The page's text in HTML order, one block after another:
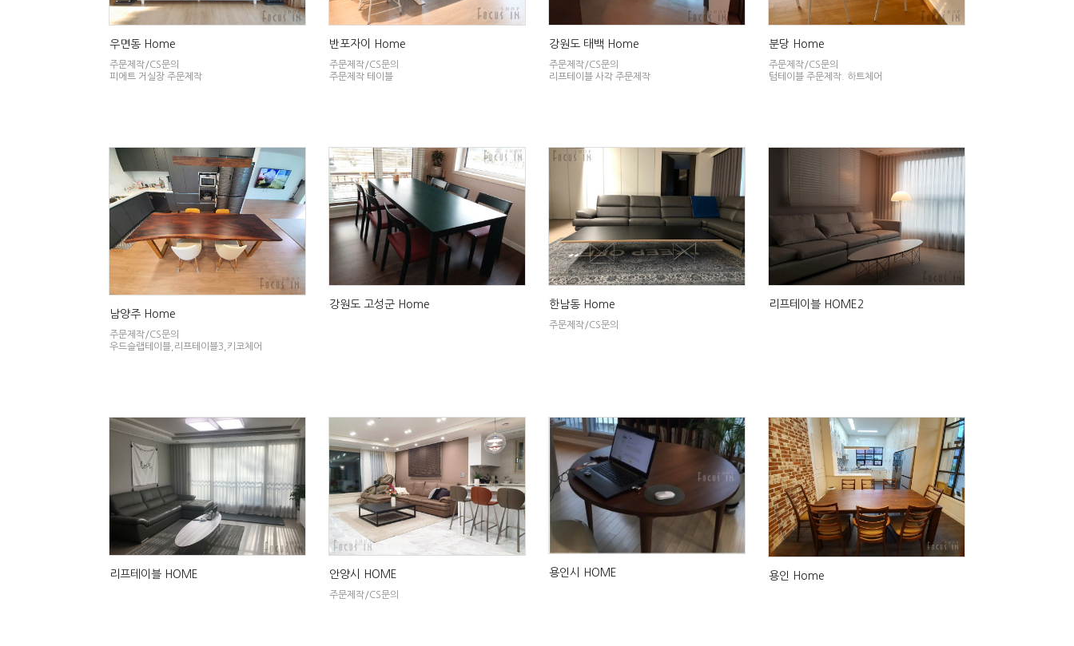
우면동 Home
주문제작/CS문의
피에트 거실장 주문제작
반포자이 Home
주문제작/CS문의
주문제작 테이블
강원도 태백 Home
주문제작/CS문의
리프테이블 사각 주문제작
분당 Home
주문제작/CS문의
텀테이블 주문제작. 하트체어
남양주 Home
주문제작/CS문의
우드슬랩테이블,리프테이블3,키코체어
강원도 고성군 Home 한남동 Home
주문제작/CS문의
리프테이블 HOME2
리프테이블 HOME 안양시 HOME
주문제작/CS문의
용인시 HOME 용인 Home